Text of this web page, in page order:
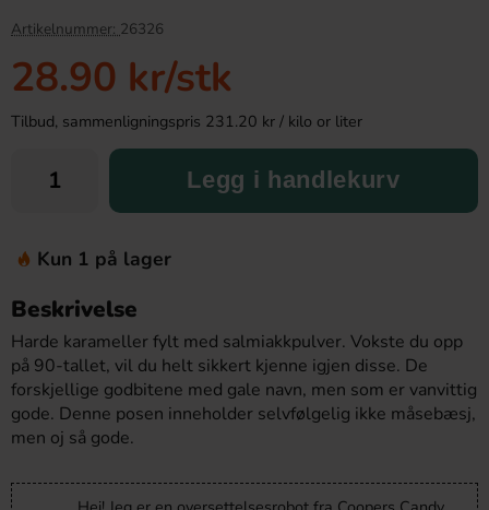
Artikelnummer: 26326
28.90 kr/stk
Tilbud, sammenligningspris 231.20 kr / kilo or liter
Legg i handlekurv
Kun 1 på lager
Beskrivelse
Harde karameller fylt med salmiakkpulver. Vokste du opp
på 90-tallet, vil du helt sikkert kjenne igjen disse. De
forskjellige godbitene med gale navn, men som er vanvittig
gode. Denne posen inneholder selvfølgelig ikke måsebæsj,
men oj så gode.